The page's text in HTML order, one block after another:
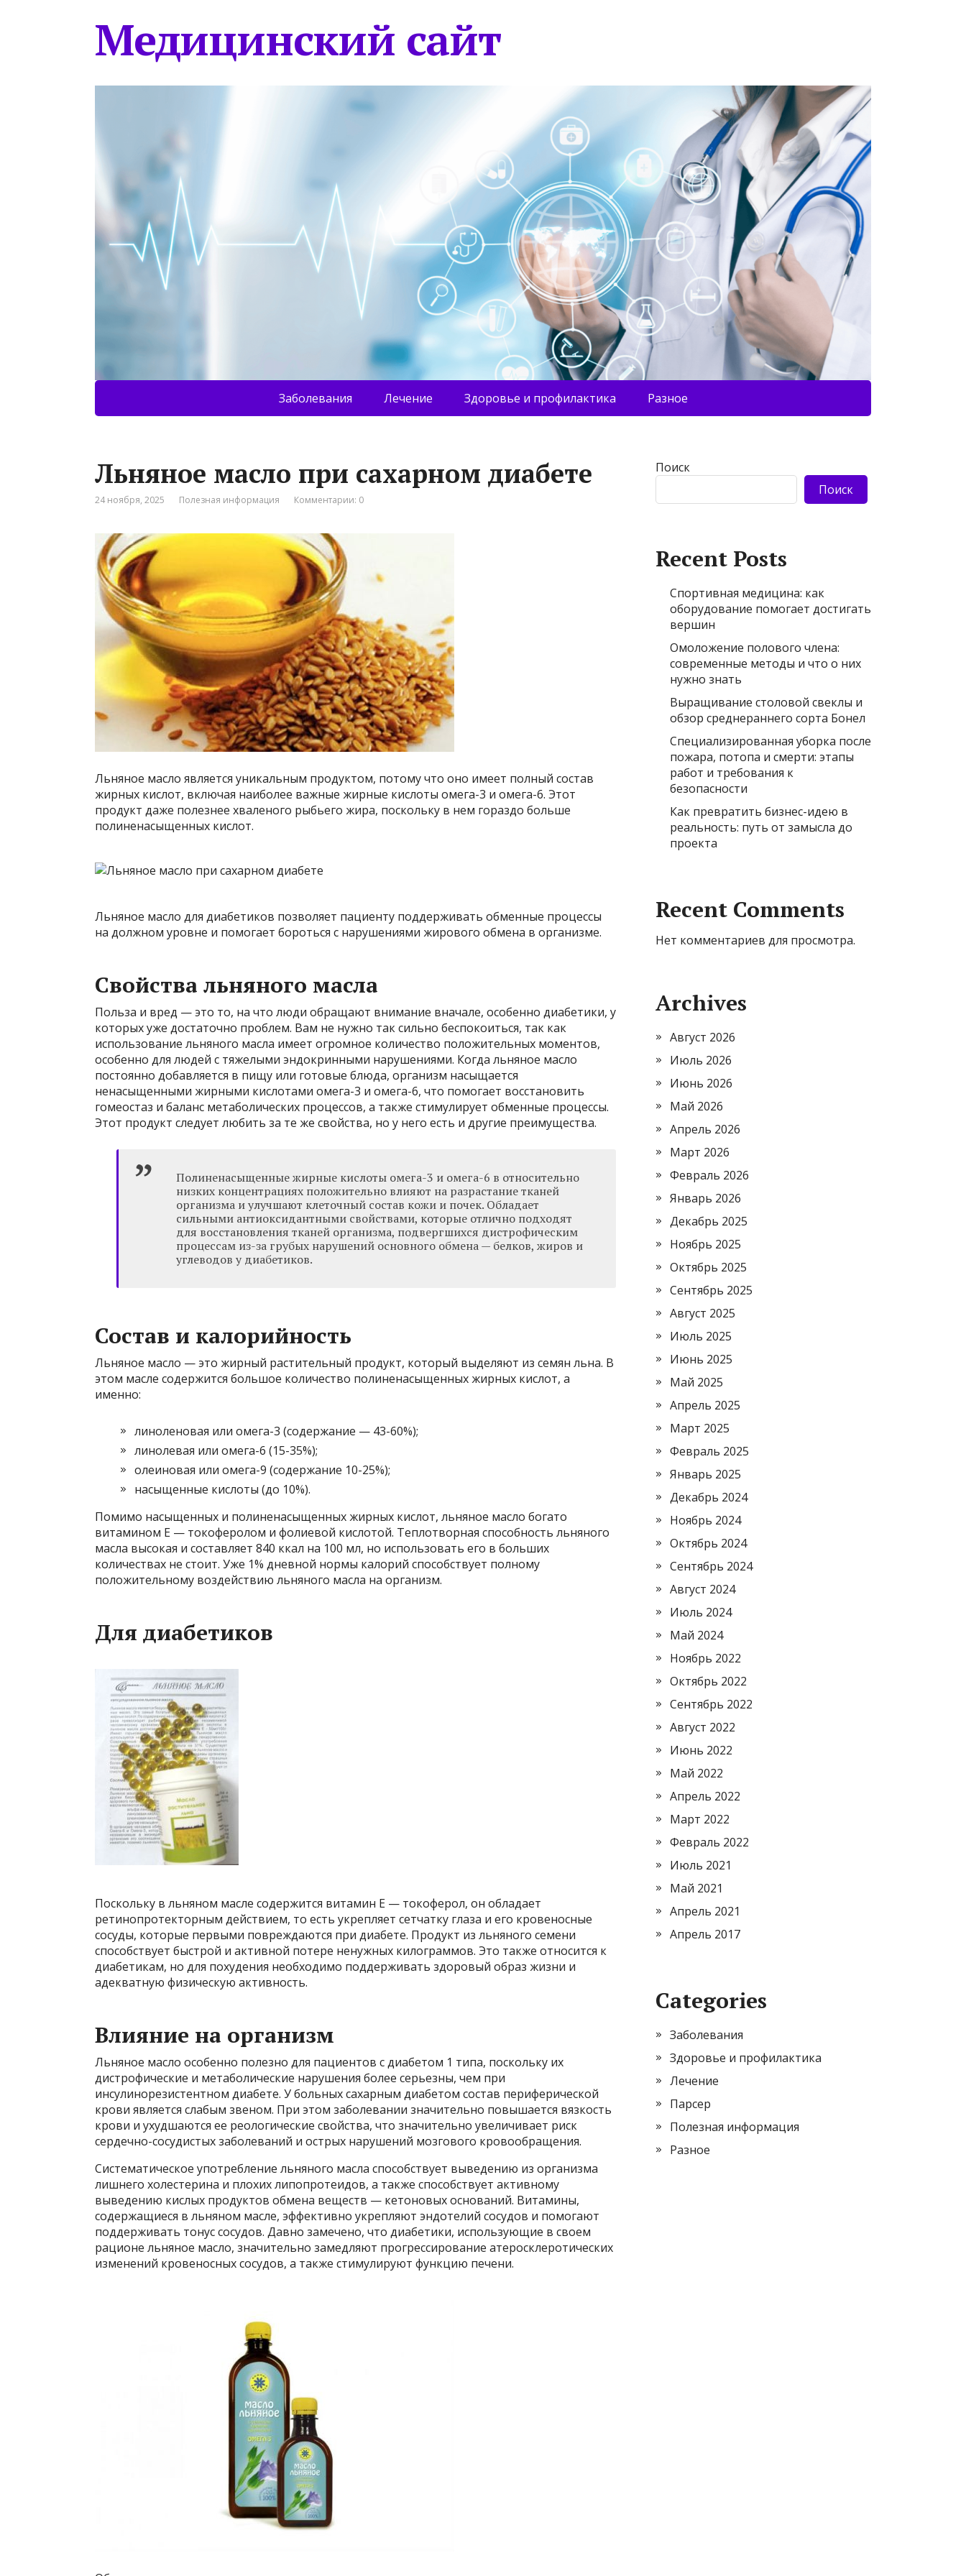
Медицинский сайт
Заболевания Лечение Здоровье и профилактика Разное
Льняное масло при сахарном диабете
24 ноября, 2025 Полезная информация Комментарии: 0
Льняное масло является уникальным продуктом, потому что оно имеет полный состав
жирных кислот, включая наиболее важные жирные кислоты омега-3 и омега-6. Этот
продукт даже полезнее хваленого рыбьего жира, поскольку в нем гораздо больше
полиненасыщенных кислот.
Льняное масло для диабетиков позволяет пациенту поддерживать обменные процессы
на должном уровне и помогает бороться с нарушениями жирового обмена в организме.
Свойства льняного масла
Польза и вред — это то, на что люди обращают внимание вначале, особенно диабетики, у
которых уже достаточно проблем. Вам не нужно так сильно беспокоиться, так как
использование льняного масла имеет огромное количество положительных моментов,
особенно для людей с тяжелыми эндокринными нарушениями. Когда льняное масло
постоянно добавляется в пищу или готовые блюда, организм насыщается
ненасыщенными жирными кислотами омега-3 и омега-6, что помогает восстановить
гомеостаз и баланс метаболических процессов, а также стимулирует обменные процессы.
Этот продукт следует любить за те же свойства, но у него есть и другие преимущества.
Полиненасыщенные жирные кислоты омега-3 и омега-6 в относительно
низких концентрациях положительно влияют на разрастание тканей
организма и улучшают клеточный состав кожи и почек. Обладает
сильными антиоксидантными свойствами, которые отлично подходят
для восстановления тканей организма, подвергшихся дистрофическим
процессам из-за грубых нарушений основного обмена — белков, жиров и
углеводов у диабетиков.
Состав и калорийность
Льняное масло — это жирный растительный продукт, который выделяют из семян льна. В
этом масле содержится большое количество полиненасыщенных жирных кислот, а
именно:
линоленовая или омега-3 (содержание — 43-60%);
линолевая или омега-6 (15-35%);
олеиновая или омега-9 (содержание 10-25%);
насыщенные кислоты (до 10%).
Помимо насыщенных и полиненасыщенных жирных кислот, льняное масло богато
витамином Е — токоферолом и фолиевой кислотой. Теплотворная способность льняного
масла высокая и составляет 840 ккал на 100 мл, но использовать его в больших
количествах не стоит. Уже 1% дневной нормы калорий способствует полному
положительному воздействию льняного масла на организм.
Для диабетиков
Поскольку в льняном масле содержится витамин Е — токоферол, он обладает
ретинопротекторным действием, то есть укрепляет сетчатку глаза и его кровеносные
сосуды, которые первыми повреждаются при диабете. Продукт из льняного семени
способствует быстрой и активной потере ненужных килограммов. Это также относится к
диабетикам, но для похудения необходимо поддерживать здоровый образ жизни и
адекватную физическую активность.
Влияние на организм
Льняное масло особенно полезно для пациентов с диабетом 1 типа, поскольку их
дистрофические и метаболические нарушения более серьезны, чем при
инсулинорезистентном диабете. У больных сахарным диабетом состав периферической
крови является слабым звеном. При этом заболевании значительно повышается вязкость
крови и ухудшаются ее реологические свойства, что значительно увеличивает риск
сердечно-сосудистых заболеваний и острых нарушений мозгового кровообращения.
Систематическое употребление льняного масла способствует выведению из организма
лишнего холестерина и плохих липопротеидов, а также способствует активному
выведению кислых продуктов обмена веществ — кетоновых оснований. Витамины,
содержащиеся в льняном масле, эффективно укрепляют эндотелий сосудов и помогают
поддерживать тонус сосудов. Давно замечено, что диабетики, использующие в своем
рационе льняное масло, значительно замедляют прогрессирование атеросклеротических
изменений кровеносных сосудов, а также стимулируют функцию печени.
Поиск
Поиск
Recent Posts
Спортивная медицина: как
оборудование помогает достигать
вершин
Омоложение полового члена:
современные методы и что о них
нужно знать
Выращивание столовой свеклы и
обзор среднераннего сорта Бонел
Специализированная уборка после
пожара, потопа и смерти: этапы
работ и требования к
безопасности
Как превратить бизнес-идею в
реальность: путь от замысла до
проекта
Recent Comments
Нет комментариев для просмотра.
Archives
Август 2026
Июль 2026
Июнь 2026
Май 2026
Апрель 2026
Март 2026
Февраль 2026
Январь 2026
Декабрь 2025
Ноябрь 2025
Октябрь 2025
Сентябрь 2025
Август 2025
Июль 2025
Июнь 2025
Май 2025
Апрель 2025
Март 2025
Февраль 2025
Январь 2025
Декабрь 2024
Ноябрь 2024
Октябрь 2024
Сентябрь 2024
Август 2024
Июль 2024
Май 2024
Ноябрь 2022
Октябрь 2022
Сентябрь 2022
Август 2022
Июнь 2022
Май 2022
Апрель 2022
Март 2022
Февраль 2022
Июль 2021
Май 2021
Апрель 2021
Апрель 2017
Categories
Заболевания
Здоровье и профилактика
Лечение
Парсер
Полезная информация
Разное